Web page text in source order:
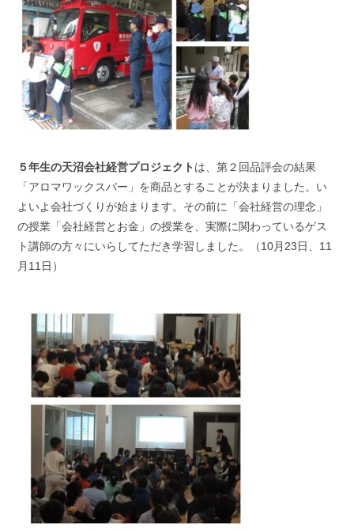
５年生の天沼会社経営プロジェクト は、第２回品評会の結果
「アロマワックスバー」を商品とすることが決まりました。い
よいよ会社づくりが始まります。その前に「会社経営の理念」
の授業「会社経営とお金」の授業を、実際に関わっているゲス
ト講師の方々にいらしてただき学習しました。（10月23日、11
月11日）